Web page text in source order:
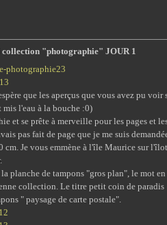
"photographie" JOUR 1
que les aperçus que vous avez pu voir
l'eau à la bouche :0)
et se prête à merveille pour les pages et
pas fait de page que je me suis
Je vous emmène à l'île Maurice sur
planche de tampons "gros plan", le mot en
collection. Le titre petit coin de paradis
" paysage de carte postale".